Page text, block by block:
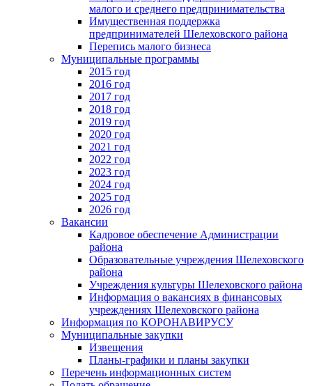
малого и среднего предпринимательства
Имущественная поддержка
предпринимателей Шелеховского района
Перепись малого бизнеса
Муниципальные программы
2015 год
2016 год
2017 год
2018 год
2019 год
2020 год
2021 год
2022 год
2023 год
2024 год
2025 год
2026 год
Вакансии
Кадровое обеспечение Администрации
района
Образовательные учреждения Шелеховского
района
Учреждения культуры Шелеховского района
Информация о вакансиях в финансовых
учреждениях Шелеховского района
Информация по КОРОНАВИРУСУ
Муниципальные закупки
Извещения
Планы-графики и планы закупки
Перечень информационных систем